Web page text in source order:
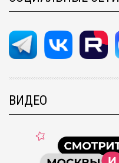
ВИДЕО